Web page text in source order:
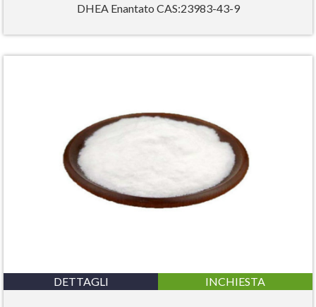
DHEA Enantato CAS:23983-43-9
DETTAGLI INCHIESTA